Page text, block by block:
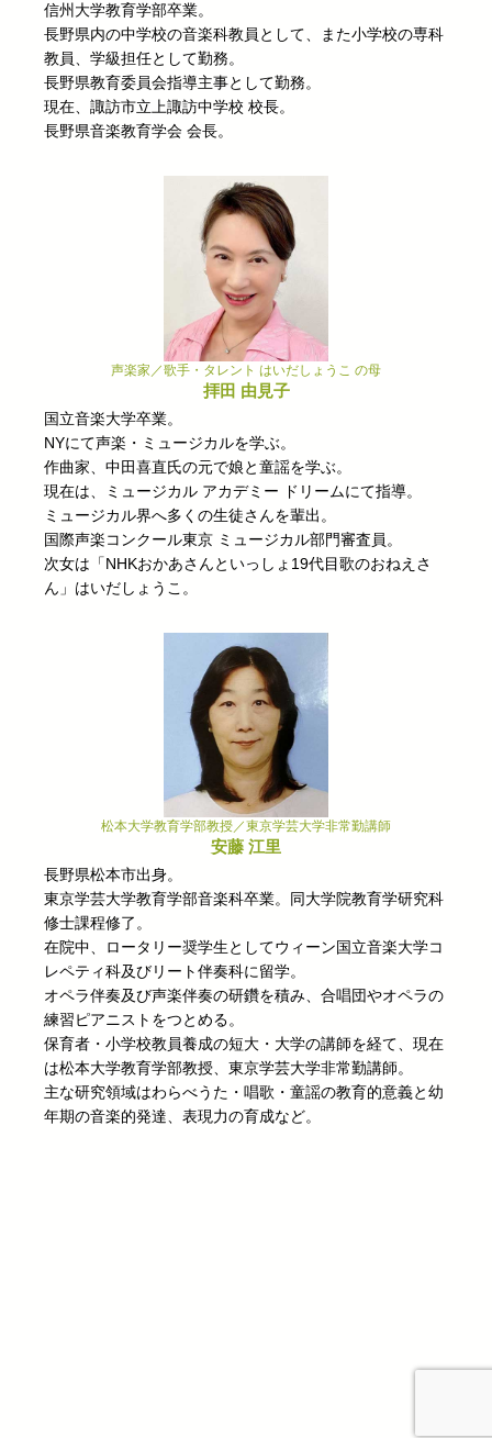
信州大学教育学部卒業。
長野県内の中学校の音楽科教員として、また小学校の専科
教員、学級担任として勤務。
長野県教育委員会指導主事として勤務。
現在、諏訪市立上諏訪中学校 校長。
長野県音楽教育学会 会長。
声楽家／歌手・タレント はいだしょうこ の母
拝田 由見子
国立音楽大学卒業。
NYにて声楽・ミュージカルを学ぶ。
作曲家、中田喜直氏の元で娘と童謡を学ぶ。
現在は、ミュージカル アカデミー ドリームにて指導。
ミュージカル界へ多くの生徒さんを輩出。
国際声楽コンクール東京 ミュージカル部門審査員。
次女は「NHKおかあさんといっしょ19代目歌のおねえさ
ん」はいだしょうこ。
松本大学教育学部教授／東京学芸大学非常勤講師
安藤 江里
長野県松本市出身。
東京学芸大学教育学部音楽科卒業。同大学院教育学研究科
修士課程修了。
在院中、ロータリー奨学生としてウィーン国立音楽大学コ
レペティ科及びリート伴奏科に留学。
オペラ伴奏及び声楽伴奏の研鑽を積み、合唱団やオペラの
練習ピアニストをつとめる。
保育者・小学校教員養成の短大・大学の講師を経て、現在
は松本大学教育学部教授、東京学芸大学非常勤講師。
主な研究領域はわらべうた・唱歌・童謡の教育的意義と幼
年期の音楽的発達、表現力の育成など。